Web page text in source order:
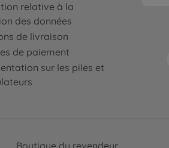
relative à la
des données
de livraison
de paiement
sur les piles et
Boutique du revendeur